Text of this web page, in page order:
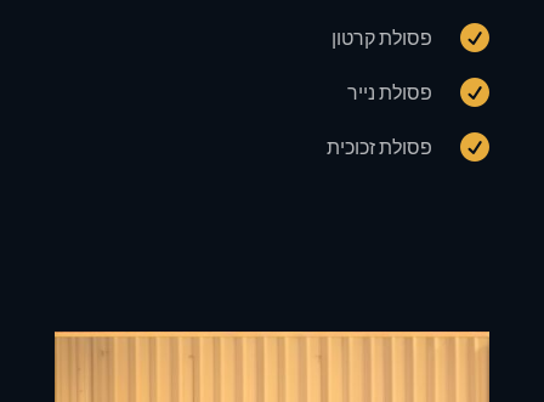
 פסולת קרטון
 פסולת נייר
 פסולת זכוכית